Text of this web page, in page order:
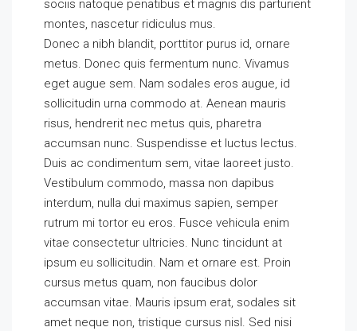
sociis natoque penatibus et magnis dis parturient
montes, nascetur ridiculus mus.
Donec a nibh blandit, porttitor purus id, ornare
metus. Donec quis fermentum nunc. Vivamus
eget augue sem. Nam sodales eros augue, id
sollicitudin urna commodo at. Aenean mauris
risus, hendrerit nec metus quis, pharetra
accumsan nunc. Suspendisse et luctus lectus.
Duis ac condimentum sem, vitae laoreet justo.
Vestibulum commodo, massa non dapibus
interdum, nulla dui maximus sapien, semper
rutrum mi tortor eu eros. Fusce vehicula enim
vitae consectetur ultricies. Nunc tincidunt at
ipsum eu sollicitudin. Nam et ornare est. Proin
cursus metus quam, non faucibus dolor
accumsan vitae. Mauris ipsum erat, sodales sit
amet neque non, tristique cursus nisl. Sed nisi